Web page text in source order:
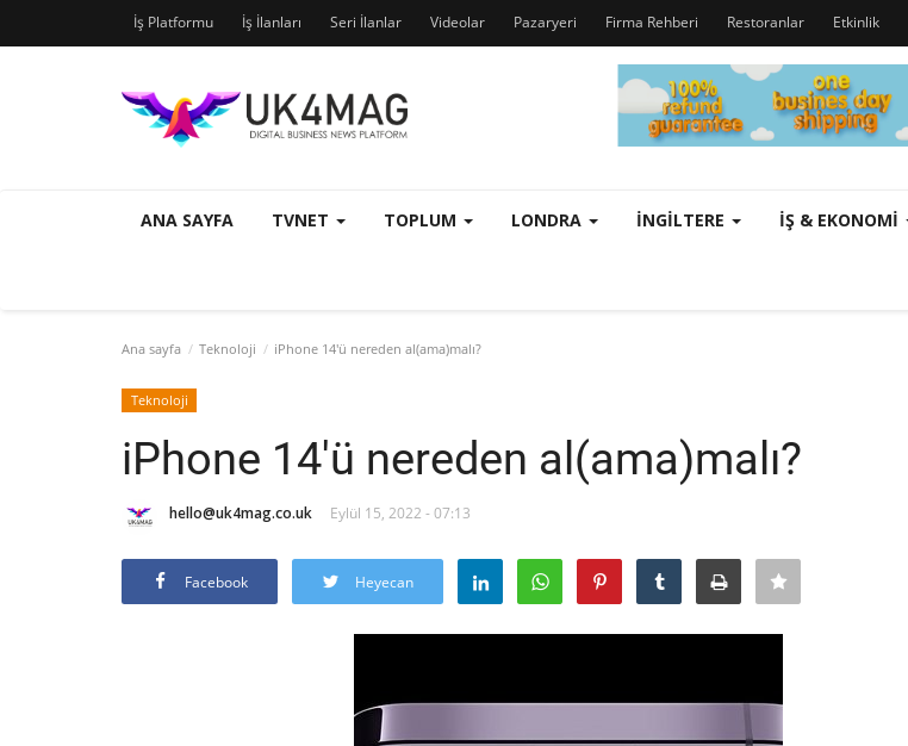
İş Platformu İş İlanları Seri İlanlar Videolar Pazaryeri Firma Rehberi Restoranlar Etkinlik
ANA SAYFA TVNET TOPLUM LONDRA İNGILTERE İŞ & EKONOMI
Ana sayfa Teknoloji iPhone 14'ü nereden al(ama)malı?
Teknoloji
iPhone 14'ü nereden al(ama)malı?
hello@uk4mag.co.uk Eylül 15, 2022 - 07:13
Facebook Heyecan